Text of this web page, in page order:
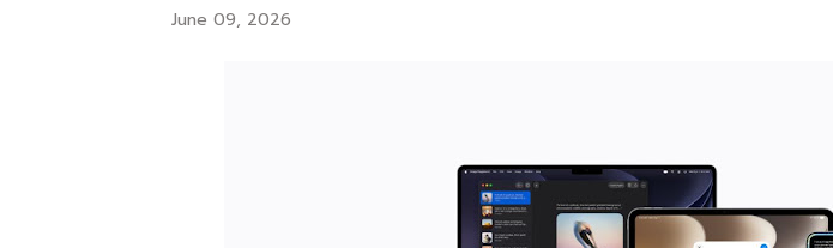
June 09, 2026